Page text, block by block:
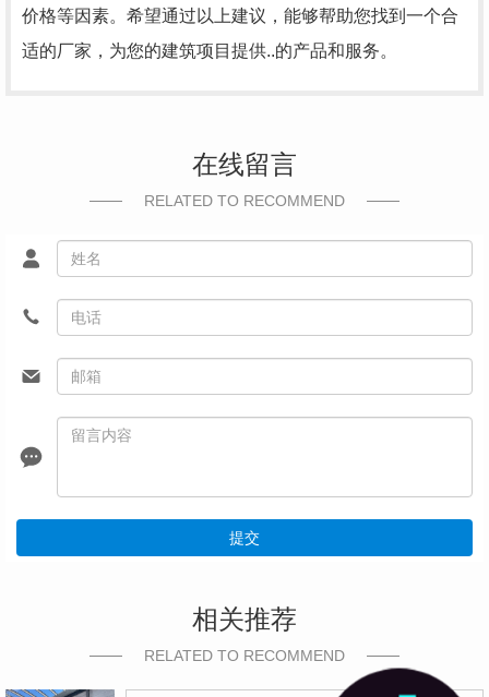
价格等因素。希望通过以上建议，能够帮助您找到一个合
适的厂家，为您的建筑项目提供..的产品和服务。
在线留言
RELATED TO RECOMMEND
提交
相关推荐
RELATED TO RECOMMEND